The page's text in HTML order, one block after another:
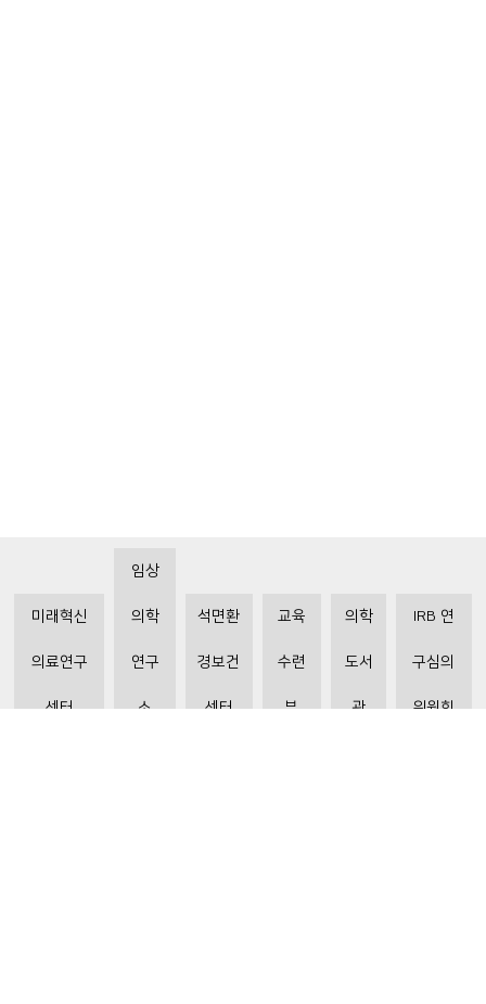
미래혁신
의료연구
센터
임상
의학
연구
소
석면환
경보건
센터
교육
수련
부
의학
도서
관
IRB 연
구심의
위원회